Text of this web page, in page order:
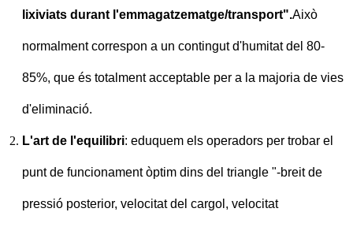
lixiviats durant l'emmagatzematge/transport".Això
normalment correspon a un contingut d'humitat del 80-
85%, que és totalment acceptable per a la majoria de vies
d'eliminació.
L'art de l'equilibri: eduquem els operadors per trobar el
punt de funcionament òptim dins del triangle "-breit de
pressió posterior, velocitat del cargol, velocitat